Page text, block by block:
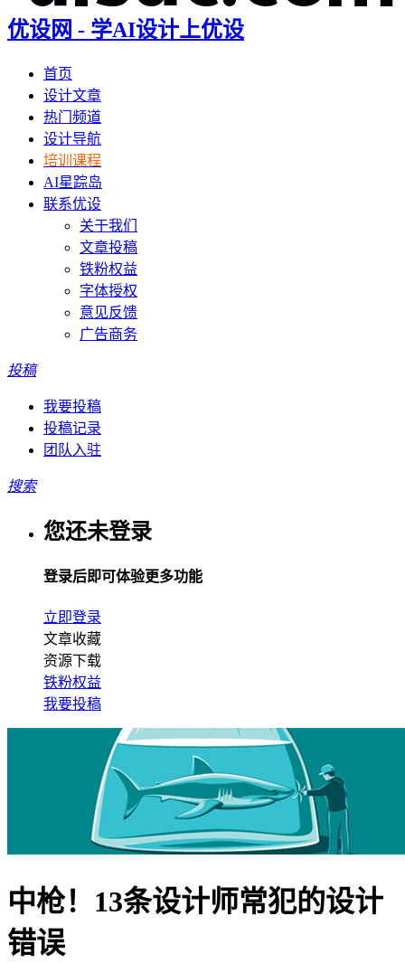
优设网 - 学AI设计上优设
首页
设计文章
热门频道
设计导航
培训课程
AI星踪岛
联系优设
关于我们
文章投稿
铁粉权益
字体授权
意见反馈
广告商务
投稿
我要投稿
投稿记录
团队入驻
搜索
您还未登录
登录后即可体验更多功能
立即登录
文章收藏
资源下载
铁粉权益
我要投稿
中枪！13条设计师常犯的设计
错误